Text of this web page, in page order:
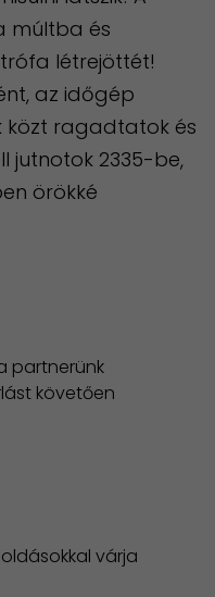
múltba és
létrejöttét!
az időgép
közt ragadtatok és
jutnotok 2335-be,
örökké
partnerünk
követően
várja